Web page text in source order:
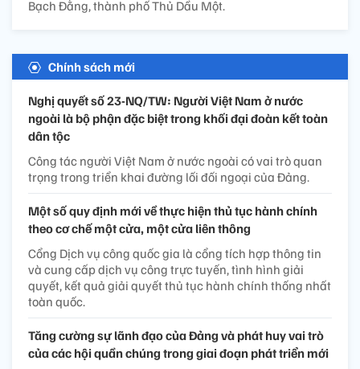
Bạch Đằng, thành phố Thủ Dầu Một.
Chính sách mới
Nghị quyết số 23-NQ/TW: Người Việt Nam ở nước
ngoài là bộ phận đặc biệt trong khối đại đoàn kết toàn
dân tộc
Công tác người Việt Nam ở nước ngoài có vai trò quan
trọng trong triển khai đường lối đối ngoại của Đảng.
Một số quy định mới về thực hiện thủ tục hành chính
theo cơ chế một cửa, một cửa liên thông
Cổng Dịch vụ công quốc gia là cổng tích hợp thông tin
và cung cấp dịch vụ công trực tuyến, tình hình giải
quyết, kết quả giải quyết thủ tục hành chính thống nhất
toàn quốc.
Tăng cường sự lãnh đạo của Đảng và phát huy vai trò
của các hội quần chúng trong giai đoạn phát triển mới